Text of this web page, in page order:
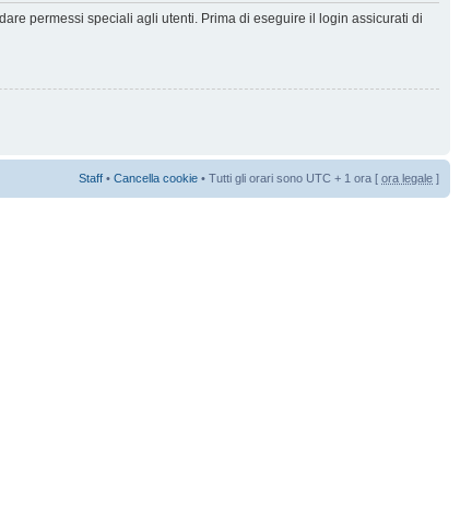
permessi speciali agli utenti. Prima di eseguire il login assicurati di
Staff • Cancella cookie • Tutti gli orari sono UTC + 1 ora [ ora legale ]